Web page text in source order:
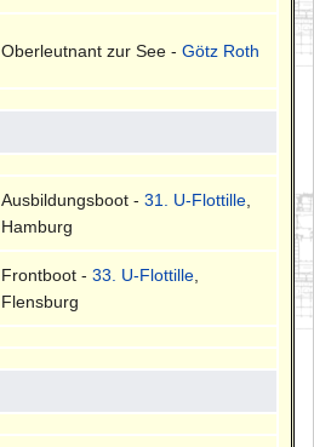
Oberleutnant zur See -Götz Roth
Ausbildungsboot -31. U-Flottille
Hamburg
Frontboot -33. U-Flottille
Flensburg